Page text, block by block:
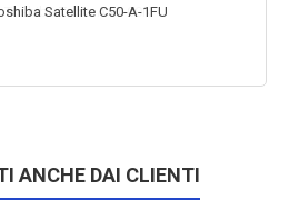
Satellite C50-A-1FU
ANCHE DAI CLIENTI